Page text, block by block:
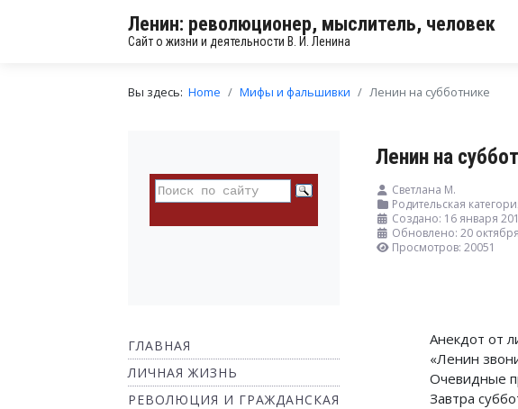
Ленин: революционер, мыслитель, человек
Сайт о жизни и деятельности В. И. Ленина
Вы здесь: Home Мифы и фальшивки Ленин на субботнике
ГЛАВНАЯ
ЛИЧНАЯ ЖИЗНЬ
РЕВОЛЮЦИЯ И ГРАЖДАНСКАЯ
Ленин на
Светлана М.
Родительская
Создано: 16 января
Обновлено: 20
Просмотров: 20051
Анекдот от
«Ленин
Очевидные
Завтра